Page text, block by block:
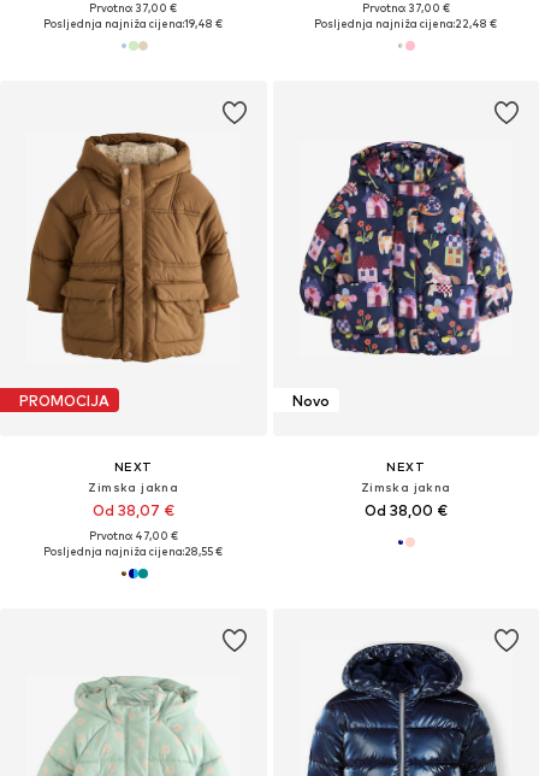
Prvotno: 37,00 €
Posljednja najniža cijena:19,48 €
Prvotno: 37,00 €
Posljednja najniža cijena:22,48 €
PROMOCIJA
NEXT
Zimska jakna
Od 38,07 €
Prvotno: 47,00 €
Posljednja najniža cijena:28,55 €
Novo
NEXT
Zimska jakna
Od 38,00 €